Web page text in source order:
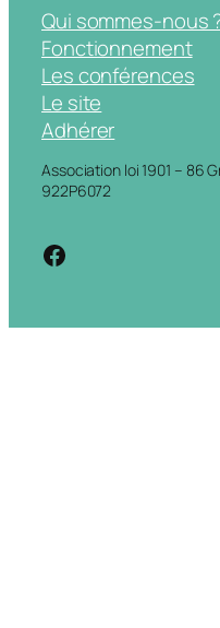
Qui sommes-nous
Fonctionnement
Les conférences
Le site
Adhérer
Association loi 1901 – 86
922P6072
https://